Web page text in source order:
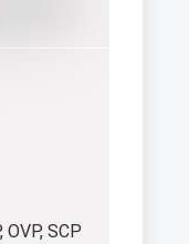
SCP